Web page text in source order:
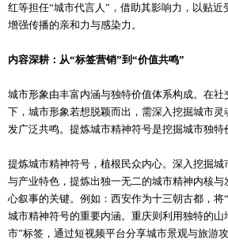
红等担任“城市代言人”，借助其影响力，以贴近
增强传播的亲和力与感染力。
内容深耕：从“标签营销”到“价值共鸣”
城市形象由丰富内涵与独特价值体系构成。在社
下，城市形象若想脱颖而出，需深入挖掘城市灵
发广泛共鸣。提炼城市精神符号是挖掘城市独特
提炼城市精神符号，植根民众内心。深入挖掘
与产业特色，提炼出独一无二的城市精神内核
心叙事的关键。例如：西安作为十三朝古都，将
城市精神符号的重要内涵。重庆则利用独特的山
市”标签，通过短视频平台分享城市景观与旅游